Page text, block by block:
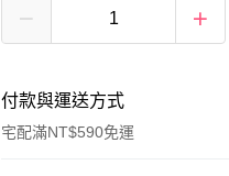
付款與運送方式
宅配滿NT$590免運